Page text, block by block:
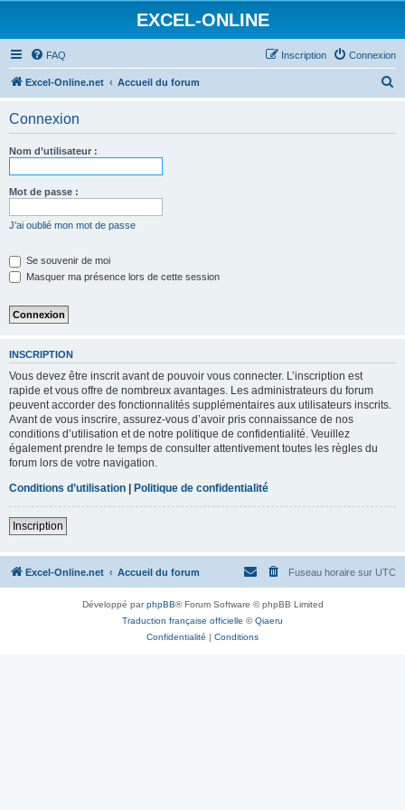
EXCEL-ONLINE
FAQ Connexion
Inscription
Excel-Online.net Accueil du forum
Connexion
Nom d’utilisateur :
Mot de passe :
J’ai oublié mon mot de passe
Se souvenir de moi
Masquer ma présence lors de cette session
INSCRIPTION
Vous devez être inscrit avant de pouvoir vous connecter. L’inscription est
rapide et vous offre de nombreux avantages. Les administrateurs du forum
peuvent accorder des fonctionnalités supplémentaires aux utilisateurs inscrits.
Avant de vous inscrire, assurez-vous d’avoir pris connaissance de nos
conditions d’utilisation et de notre politique de confidentialité. Veuillez
également prendre le temps de consulter attentivement toutes les règles du
forum lors de votre navigation.
Conditions d’utilisation | Politique de confidentialité
Inscription
Excel-Online.net Accueil du forum Fuseau horaire sur UTC
Développé parphpBB® Forum Software © phpBB Limited
Traduction française officielle ©Qiaeru
Confidentialité | Conditions